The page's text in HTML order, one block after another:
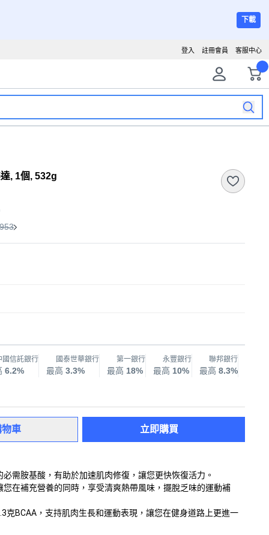
下載
客服中心
註冊會員
登入
, 1個, 532g
國信託銀行
6.2%
國泰世華銀行
最高 3.3%
第一銀行
最高 18%
永豐銀行
最高 10%
聯邦銀行
最高 8.3%
車 立即購買
需胺基酸，有助於加速肌肉修復，讓您更快恢復活力。
您在補充營養的同時，享受清爽熱帶風味，擺脫乏味的運動補
克BCAA，支持肌肉生長和運動表現，讓您在健身道路上更進一